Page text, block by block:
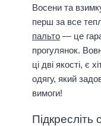
Восени та
перш за все
пальто — це
прогулянок.
ці дві якості, є
одягу, який
вимоги!
Підкресліть